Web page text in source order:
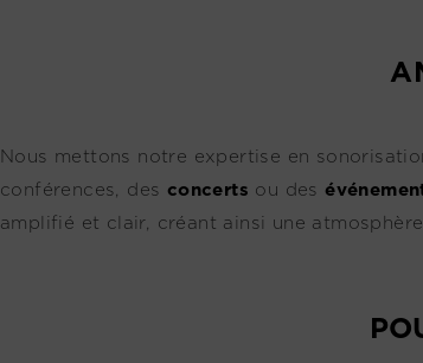
Nous mettons notre expertise en
conférences, des concerts ou des
amplifié et clair, créant ainsi une